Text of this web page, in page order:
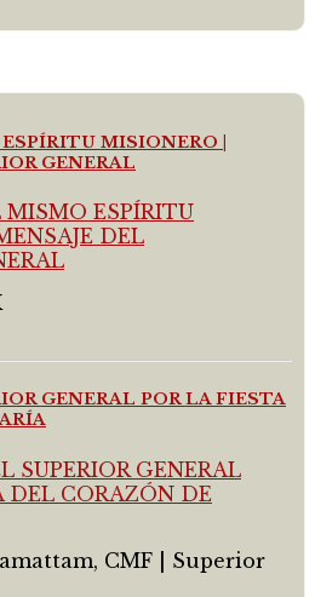
MISIONERO |
GENERAL
GENERAL POR LA FIESTA
CMF | Superior